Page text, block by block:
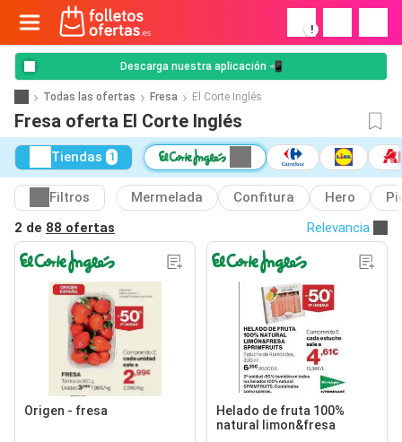
!
Descarga nuestra aplicación 📲
Todas las ofertas Fresa El Corte Inglés
Fresa oferta El Corte Inglés
Tiendas 1
Filtros Mermelada Confitura Hero
2 de 88 ofertas Relevancia
Origen - fresa
Helado de fruta 100%
natural limon&fresa